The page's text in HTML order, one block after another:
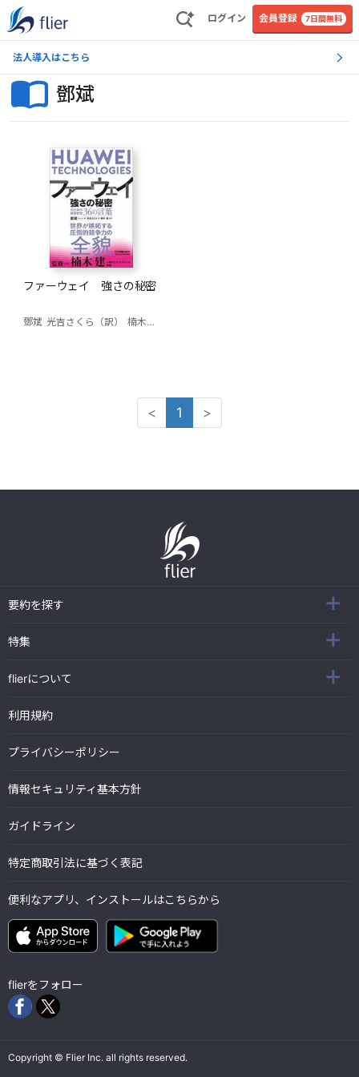
ログイン 会員登録 7日間無料
法人導入はこちら
鄧斌
ファーウェイ 強さの秘密
鄧斌 光吉さくら（訳） 楠木建（監修）
< 1 >
要約を探す
特集
flierについて
利用規約
プライバシーポリシー
情報セキュリティ基本方針
ガイドライン
特定商取引法に基づく表記
便利なアプリ、インストールはこちらから
flierをフォロー
Copyright © Flier Inc. all rights reserved.